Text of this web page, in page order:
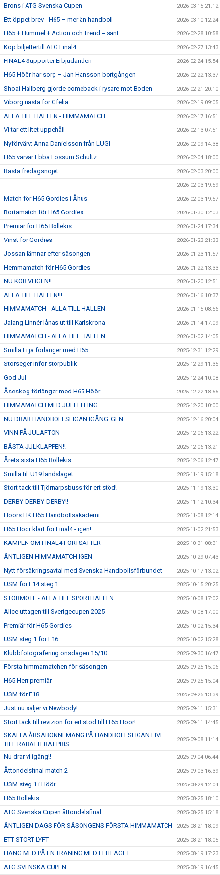
Brons i ATG Svenska Cupen 2026-03-15 21:12
Ett öppet brev - H65 – mer än handboll 2026-03-10 12:24
H65 + Hummel + Action och Trend = sant 2026-02-28 10:58
Köp biljettertill ATG Final4 2026-02-27 13:43
FINAL4 Supporter Erbjudanden 2026-02-24 15:54
H65 Höör har sorg – Jan Hansson bortgången 2026-02-22 13:37
Shoai Hallberg gjorde comeback i rysare mot Boden 2026-02-21 20:10
Viborg nästa för Ofelia 2026-02-19 09:05
ALLA TILL HALLEN - HIMMAMATCH 2026-02-17 16:51
Vi tar ett litet uppehåll 2026-02-13 07:51
Nyförvärv: Anna Danielsson från LUGI 2026-02-09 14:38
H65 värvar Ebba Fossum Schultz 2026-02-04 18:00
Bästa fredagsnöjet 2026-02-03 20:00
2026-02-03 19:59
Match för H65 Gordies i Åhus 2026-02-03 19:57
Bortamatch för H65 Gordies 2026-01-30 12:03
Premiär för H65 Bollekis 2026-01-24 17:34
Vinst för Gordies 2026-01-23 21:33
Jossan lämnar efter säsongen 2026-01-23 11:57
Hemmamatch för H65 Gordies 2026-01-22 13:33
NU KÖR VI IGEN!! 2026-01-20 12:51
ALLA TILL HALLEN!!! 2026-01-16 10:37
HIMMAMATCH - ALLA TILL HALLEN 2026-01-15 08:56
Jalang Linnér lånas ut till Karlskrona 2026-01-14 17:09
HIMMAMATCH - ALLA TILL HALLEN 2026-01-02 14:05
Smilla Lilja förlänger med H65 2025-12-31 12:29
Storseger inför storpublik 2025-12-29 11:35
God Jul 2025-12-24 10:08
Åseskog förlänger med H65 Höör 2025-12-22 18:55
HIMMAMATCH MED JULFEELING 2025-12-20 10:00
NU DRAR HANDBOLLSLIGAN IGÅNG IGEN 2025-12-16 20:04
VINN PÅ JULAFTON 2025-12-06 13:22
BÄSTA JULKLAPPEN!! 2025-12-06 13:21
Årets sista H65 Bollekis 2025-12-06 12:47
Smilla till U19 landslaget 2025-11-19 15:18
Stort tack till Tjörnarpsbuss för ert stöd! 2025-11-19 13:30
DERBY-DERBY-DERBY!! 2025-11-12 10:34
Höörs HK H65 Handbollsakademi 2025-11-08 12:14
H65 Höör klart för Final4 - igen! 2025-11-02 21:53
KAMPEN OM FINAL4 FORTSÄTTER 2025-10-31 08:31
ÄNTLIGEN HIMMAMATCH IGEN 2025-10-29 07:43
Nytt försäkringsavtal med Svenska Handbollsförbundet 2025-10-17 13:02
USM för F14 steg 1 2025-10-15 20:25
STORMÖTE - ALLA TILL SPORTHALLEN 2025-10-08 17:02
Alice uttagen till Sverigecupen 2025 2025-10-08 17:00
Premiär för H65 Gordies 2025-10-02 15:34
USM steg 1 för F16 2025-10-02 15:28
Klubbfotografering onsdagen 15/10 2025-09-30 16:47
Första himmamatchen för säsongen 2025-09-25 15:06
H65 Herr premiär 2025-09-25 15:04
USM för F18 2025-09-25 13:39
Just nu säljer vi Newbody! 2025-09-11 15:31
Stort tack till revizion för ert stöd till H 65 Höör! 2025-09-11 14:45
SKAFFA ÅRSABONNEMANG PÅ HANDBOLLSLIGAN LIVE
TILL RABATTERAT PRIS
2025-09-08 11:14
Nu drar vi igång!! 2025-09-04 06:44
Åttondelsfinal match 2 2025-09-03 16:39
USM steg 1 i Höör 2025-08-29 12:04
H65 Bollekis 2025-08-25 18:10
ATG Svenska Cupen åttondelsfinal 2025-08-25 15:18
ÄNTLIGEN DAGS FÖR SÄSONGENS FÖRSTA HIMMAMATCH 2025-08-21 18:09
ETT STORT LYFT 2025-08-21 18:05
HÄNG MED PÅ EN TRÄNING MED ELITLAGET 2025-08-19 17:23
ATG SVENSKA CUPEN 2025-08-19 16:45